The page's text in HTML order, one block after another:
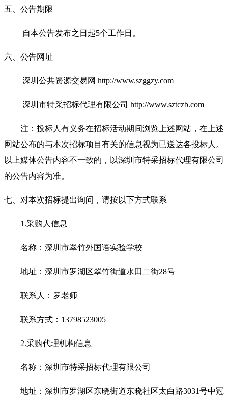
五、公告期限
自本公告发布之日起5个工作日。
六、公告网址
深圳公共资源交易网 http://www.szggzy.com
深圳市特采招标代理有限公司 http://www.sztczb.com
注：投标人有义务在招标活动期间浏览上述网站，在上述
网站公布的与本次招标项目有关的信息视为已送达各投标人。
以上媒体公告内容不一致的，以深圳市特采招标代理有限公司
的公告内容为准。
七、对本次招标提出询问，请按以下方式联系
1.采购人信息
名称：深圳市翠竹外国语实验学校
地址：深圳市罗湖区翠竹街道水田二街28号
联系人： 罗老师
联系方式： 13798523005
2.采购代理机构信息
名称：深圳市特采招标代理有限公司
地址：深圳市罗湖区东晓街道东晓社区太白路3031号中冠